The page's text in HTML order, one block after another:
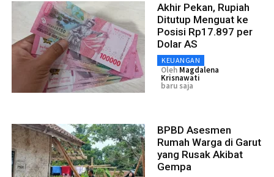
Akhir Pekan, Rupiah
Ditutup Menguat ke
Posisi Rp17.897 per
Dolar AS
KEUANGAN
Oleh Magdalena
Krisnawati
baru saja
BPBD Asesmen
Rumah Warga di Garut
yang Rusak Akibat
Gempa